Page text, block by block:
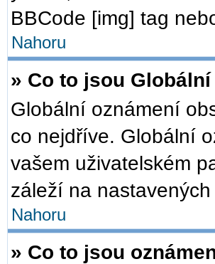
BBCode [img] tag
Nahoru
» Co to jsou
Globální oznámení
co nejdříve. Globální
vašem uživatelském
záleží na
Nahoru
» Co to jsou